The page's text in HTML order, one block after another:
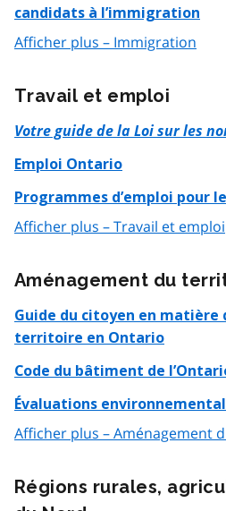
candidats à l’immigration
Afficher plus – Immigration
Travail et emploi
Votre guide de la Loi sur les
Emploi Ontario
Programmes d’emploi pour
Afficher plus – Travail et emploi
Aménagement du
Guide du citoyen en matière
territoire en Ontario
Code du bâtiment de
Évaluations
Afficher plus – Aménagement
Régions rurales,